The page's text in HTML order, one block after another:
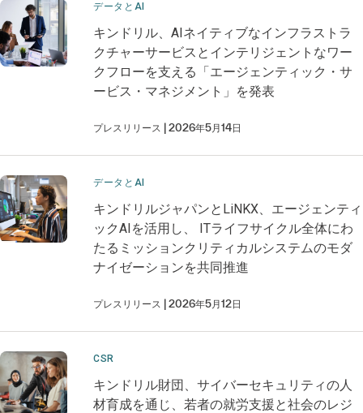
データとAI
キンドリル、AIネイティブなインフラストラ
クチャーサービスとインテリジェントなワー
クフローを支える「エージェンティック・サ
ービス・マネジメント」を発表
プレスリリース 2026年5月14日
データとAI
キンドリルジャパンとLiNKX、エージェンティ
ックAIを活用し、 ITライフサイクル全体にわ
たるミッションクリティカルシステムのモダ
ナイゼーションを共同推進
プレスリリース 2026年5月12日
CSR
キンドリル財団、サイバーセキュリティの人
材育成を通じ、若者の就労支援と社会のレジ